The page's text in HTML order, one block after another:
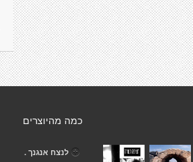
כמה מהיוצרים
לנצח אנגנך .